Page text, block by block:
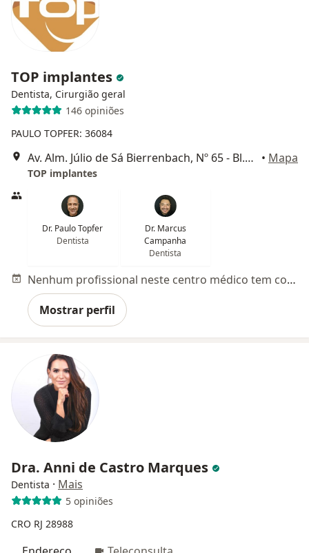
TOP implantes
Dentista, Cirurgião geral
146 opiniões
PAULO TOPFER: 36084
Av. Alm. Júlio de Sá Bierrenbach, Nº 65 - Bl.4 Hydrus- Salas 705 e 706 -Barra da Tijuca, Rio de Janeiro • Mapa
TOP implantes
Dr. Paulo Topfer
Dentista
Dr. Marcus
Campanha
Dentista
Nenhum profissional neste centro médico tem consultas disponíveis
Mostrar perfil
Dra. Anni de Castro Marques
Dentista · Mais
5 opiniões
CRO RJ 28988